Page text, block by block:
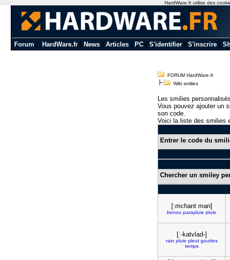
Forum HardWare.fr| News| Articles| PC| S'identifier| S'inscrire|
FORUM HardWare.fr
Wiki smilies
Les smilies
Vous pouvez ajouter un
son code.
Voici la liste des smilies
Entrer le code du
Chercher un smiley
[:mchant man]
benou parapluie pluie
[:-katvlad-]
rain pluie pleut gouttes
temps
HardWare.fr utilise des